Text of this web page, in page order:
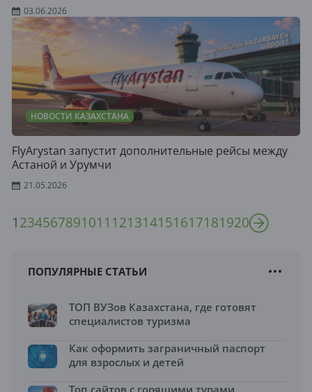
03.06.2026
НОВОСТИ КАЗАХСТАНА
FlyArystan запустит дополнительные рейсы между
Астаной и Урумчи
21.05.2026
1234567891011 121314151617181920
ПОПУЛЯРНЫЕ СТАТЬИ
ТОП ВУЗов Казахстана, где готовят
специалистов туризма
Как оформить заграничный паспорт
для взрослых и детей
Топ сайтов с горящими турами